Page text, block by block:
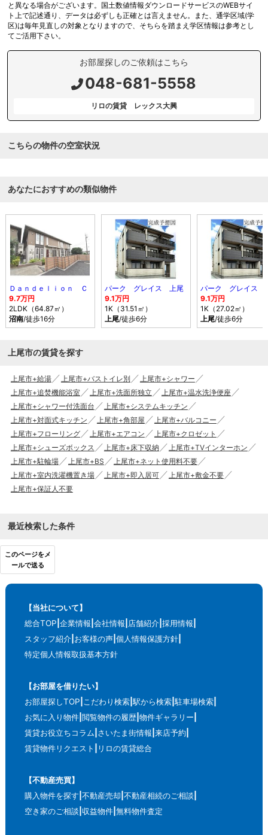
と異なる場合がございます。国土数値情報ダウンロードサービスのWEBサイ
ト上で記述通り、データは必ずしも正確とは言えません。また、通学区域(学
区)は毎年見直しの対象となりますので、そちらを踏まえ学区情報は参考とし
てご活用下さい。
お部屋探しのご依頼はこちら
048-681-5558
リロの賃貸 レックス大興
こちらの物件の空室状況
あなたにおすすめの類似物件
Ｄａｎｄｅｌｉｏｎ Ｃ
9.7万円
2LDK（64.87㎡）
沼南/徒歩16分
パーク グレイス 上尾
9.1万円
1K（31.51㎡）
上尾/徒歩6分
パーク グレイス
9.1万円
1K（27.02㎡）
上尾/徒歩6分
上尾市の賃貸を探す
上尾市+給湯 上尾市+バストイレ別
上尾市+シャワー
上尾市+追焚機能浴室
上尾市+洗面所独立
上尾市+温水洗浄便座
上尾市+シャワー付洗面台
上尾市+システムキッチン
上尾市+対面式キッチン
上尾市+角部屋
上尾市+バルコニー
上尾市+フローリング
上尾市+エアコン
上尾市+クロゼット
上尾市+シューズボックス
上尾市+床下収納
上尾市+TVインターホン
上尾市+駐輪場
上尾市+BS
上尾市+ネット使用料不要
上尾市+室内洗濯機置き場
上尾市+即入居可
上尾市+敷金不要
上尾市+保証人不要
最近検索した条件
このページをメ
ールで送る
【当社について】
総合TOP 企業情報 会社情報 店舗紹介 採用情報
スタッフ紹介 お客様の声 個人情報保護方針
特定個人情報取扱基本方針
【お部屋を借りたい】
お部屋探しTOP こだわり検索 駅から検索 駐車場検索
お気に入り物件 閲覧物件の履歴 物件ギャラリー
賃貸お役立ちコラム さいたま街情報 来店予約
賃貸物件リクエスト
リロの賃貸総合
【不動産売買】
購入物件を探す 不動産売却 不動産相続のご相談
空き家のご相談 収益物件 無料物件査定